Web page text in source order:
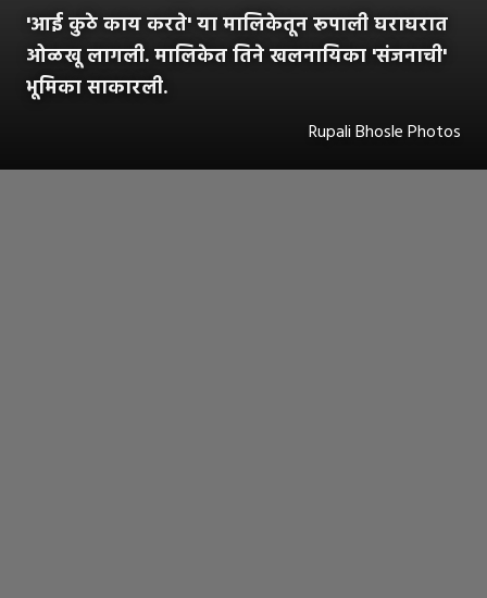
'आई कुठे काय करते' या मालिकेतून रूपाली घराघरात
ओळखू लागली. मालिकेत तिने खलनायिका 'संजनाची'
भूमिका साकारली.
Rupali Bhosle Photos